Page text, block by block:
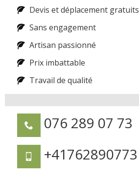
Devis et déplacement gratuits
Sans engagement
Artisan passionné
Prix imbattable
Travail de qualité
076 289 07 73
+41762890773